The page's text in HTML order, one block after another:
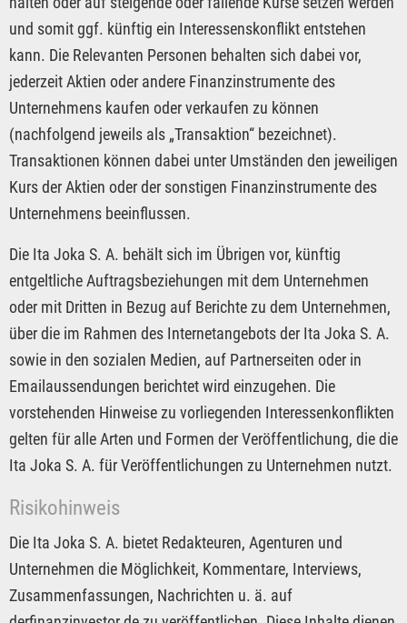
und somit ggf. künftig ein Interessenskonflikt entstehen
kann. Die Relevanten Personen behalten sich dabei vor,
jederzeit Aktien oder andere Finanzinstrumente des
Unternehmens kaufen oder verkaufen zu können
(nachfolgend jeweils als „Transaktion“ bezeichnet).
Transaktionen können dabei unter Umständen den jeweiligen
Kurs der Aktien oder der sonstigen Finanzinstrumente des
Unternehmens beeinflussen.
Die Ita Joka S. A. behält sich im Übrigen vor, künftig
entgeltliche Auftragsbeziehungen mit dem Unternehmen
oder mit Dritten in Bezug auf Berichte zu dem Unternehmen,
über die im Rahmen des Internetangebots der Ita Joka S. A.
sowie in den sozialen Medien, auf Partnerseiten oder in
Emailaussendungen berichtet wird einzugehen. Die
vorstehenden Hinweise zu vorliegenden Interessenkonflikten
gelten für alle Arten und Formen der Veröffentlichung, die die
Ita Joka S. A. für Veröffentlichungen zu Unternehmen nutzt.
Risikohinweis
Die Ita Joka S. A. bietet Redakteuren, Agenturen und
Unternehmen die Möglichkeit, Kommentare, Interviews,
Zusammenfassungen, Nachrichten u. ä. auf